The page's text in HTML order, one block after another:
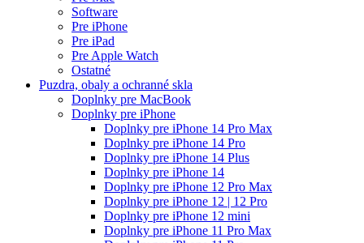
Software
Pre iPhone
Pre iPad
Pre Apple Watch
Ostatné
Puzdra, obaly a ochranné skla
Doplnky pre MacBook
Doplnky pre iPhone
Doplnky pre iPhone 14 Pro Max
Doplnky pre iPhone 14 Pro
Doplnky pre iPhone 14 Plus
Doplnky pre iPhone 14
Doplnky pre iPhone 12 Pro Max
Doplnky pre iPhone 12 | 12 Pro
Doplnky pre iPhone 12 mini
Doplnky pre iPhone 11 Pro Max